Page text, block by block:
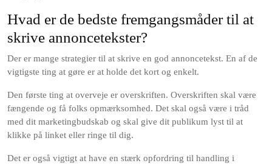
Hvad er de bedste fremgangsmåder til at
skrive annoncetekster?
Der er mange strategier til at skrive en god annoncetekst. En af de
vigtigste ting at gøre er at holde det kort og enkelt.
Den første ting at overveje er overskriften. Overskriften skal være
fængende og få folks opmærksomhed. Det skal også være i tråd
med dit marketingbudskab og skal give dit publikum lyst til at
klikke på linket eller ringe til dig.
Det er også vigtigt at have en stærk opfordring til handling i